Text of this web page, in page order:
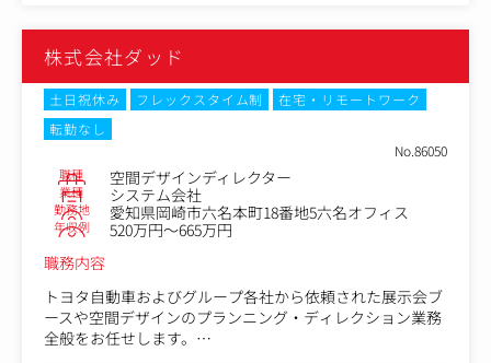
- 全社の営業資料の品質を維持するため、Figmaを用い
たコンポーネント化やテンプレート作成の推進
AIを活用したデザインプロセスの模索：
- マーケティング施策におけるAI自動生成（バナーやLP
の高速プロトタイピングなど）に対し、デザイナーの視点
■デザイン対象
Webサイト、各種グラフィック（バナー・キービジュアル
ヤー・冊子等）、映像、空間、イベントなど様々です。
＜『TUNAG』について＞
同社が2016年に社員のエンゲージメント向上のためにリリ
ースした主力商品。
株式会社ダッド
土日祝休み フレックスタイム制
在宅・リモートワーク
転勤なし
No.86050
職種 空間デザインディレクター
業種 システム会社
勤務地 愛知県岡崎市六名本町18番地5六名オフィス
年収例
520万円～665万円
職務内容
トヨタ自動車およびグループ各社から依頼された展示会ブ
ースや空間デザインのプランニング・ディレクション業務
全般をお任せします。